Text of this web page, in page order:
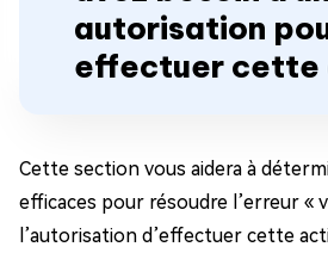
autorisation
effectuer cette
Cette section vous aidera à
efficaces pour résoudre l’erreur «
l’autorisation d’effectuer cette